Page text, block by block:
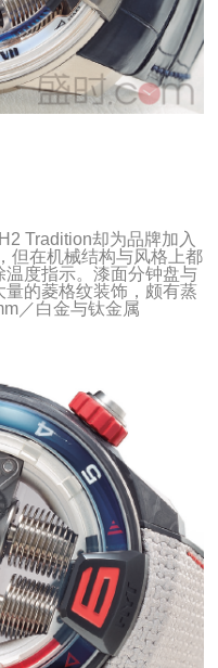
Tradition却为品牌加入
但在机械结构与风格上都
度指示。漆面分钟盘与
的菱格纹装饰，颇有蒸
／白金与钛金属